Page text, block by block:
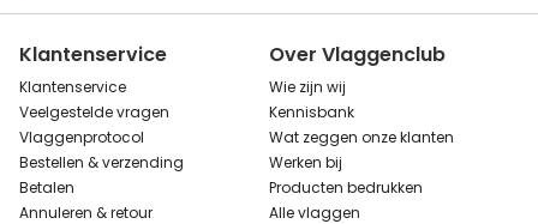
Klantenservice
Klantenservice
Veelgestelde vragen
Vlaggenprotocol
Bestellen & verzending
Betalen
Annuleren & retour
Over Vlaggenclub
Wie zijn wij
Kennisbank
Wat zeggen onze klanten
Werken bij
Producten bedrukken
Alle vlaggen